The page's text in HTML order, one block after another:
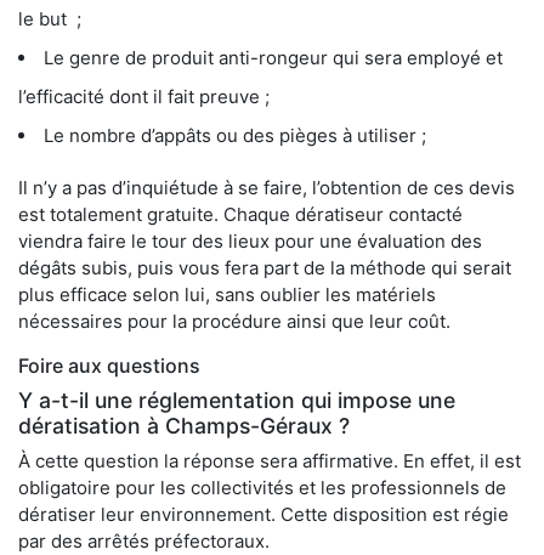
le but ;
Le genre de produit anti-rongeur qui sera employé et
l’efficacité dont il fait preuve ;
Le nombre d’appâts ou des pièges à utiliser ;
Il n’y a pas d’inquiétude à se faire, l’obtention de ces devis
est totalement gratuite. Chaque dératiseur contacté
viendra faire le tour des lieux pour une évaluation des
dégâts subis, puis vous fera part de la méthode qui serait
plus efficace selon lui, sans oublier les matériels
nécessaires pour la procédure ainsi que leur coût.
Foire aux questions
Y a-t-il une réglementation qui impose une
dératisation à Champs-Géraux ?
À cette question la réponse sera affirmative. En effet, il est
obligatoire pour les collectivités et les professionnels de
dératiser leur environnement. Cette disposition est régie
par des arrêtés préfectoraux.